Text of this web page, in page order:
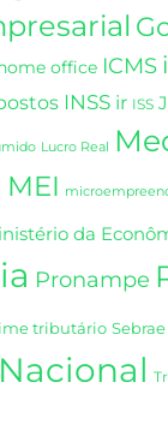
office ICMS
INSS ir ISS
Lucro Real
MEI
da
Pronampe
tributário Sebrae